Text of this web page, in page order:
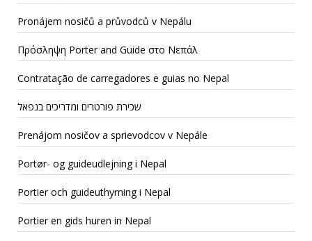
Pronájem nosičů a průvodců v Nepálu
Πρόσληψη Porter and Guide στο Νεπάλ
Contratação de carregadores e guias no Nepal
שכירת פורטרים ומדריכים בנפאל
Prenájom nosičov a sprievodcov v Nepále
Portør- og guideudlejning i Nepal
Portier och guideuthyrning i Nepal
Portier en gids huren in Nepal